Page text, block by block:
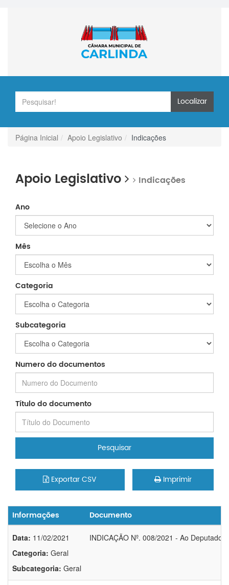
Localizar
Página Inicial Apoio Legislativo Indicações
Apoio Legislativo Indicações
Ano
Mês
Categoria
Subcategoria
Numero do documentos
Título do documento
Pesquisar
Exportar CSV Imprimir
Informações Documento
Data: 11/02/2021
Categoria: Geral
Subcategoria: Geral
INDICAÇÃO Nº. 008/2021 - Ao Deputado